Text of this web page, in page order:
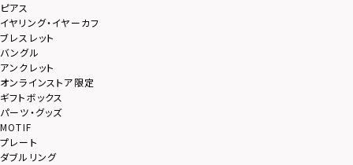
ピアス
イヤリング・イヤーカフ
ブレスレット
バングル
アンクレット
オンラインストア限定
ギフトボックス
パーツ・グッズ
MOTIF
プレート
ダブルリング